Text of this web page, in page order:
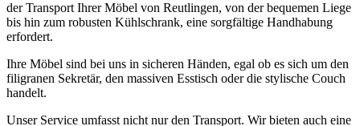
der Transport Ihrer Möbel von Reutlingen, von der bequemen Liege
bis hin zum robusten Kühlschrank, eine sorgfältige Handhabung
erfordert.
Ihre Möbel sind bei uns in sicheren Händen, egal ob es sich um den
filigranen Sekretär, den massiven Esstisch oder die stylische Couch
handelt.
Unser Service umfasst nicht nur den Transport. Wir bieten auch eine